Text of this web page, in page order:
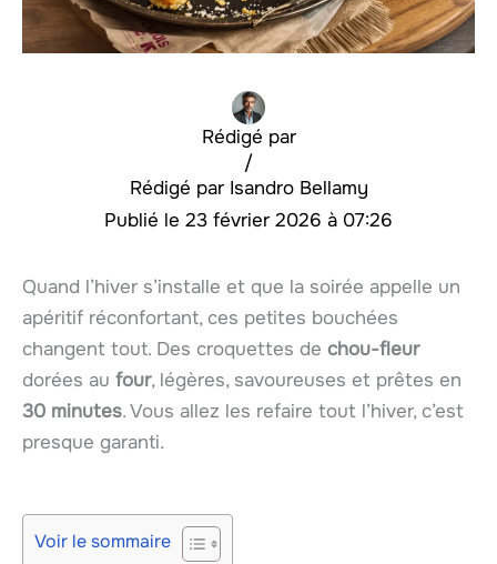
Rédigé par
Isandro Bellamy
/
23 février 2026 à 07:26
Quand l’hiver s’installe et que la soirée appelle un
apéritif réconfortant, ces petites bouchées
changent tout. Des croquettes de chou-fleur
dorées au four, légères, savoureuses et prêtes en
30 minutes. Vous allez les refaire tout l’hiver, c’est
presque garanti.
Voir le sommaire